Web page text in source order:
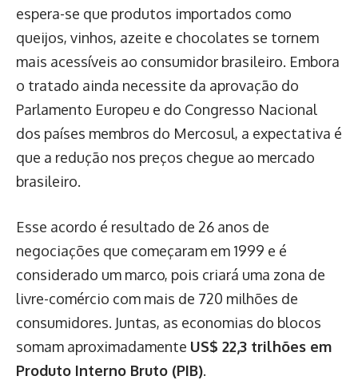
espera-se que produtos importados como
queijos, vinhos, azeite e chocolates se tornem
mais acessíveis ao consumidor brasileiro. Embora
o tratado ainda necessite da aprovação do
Parlamento Europeu e do Congresso Nacional
dos países membros do Mercosul, a expectativa é
que a redução nos preços chegue ao mercado
brasileiro.
Esse acordo é resultado de 26 anos de
negociações que começaram em 1999 e é
considerado um marco, pois criará uma zona de
livre-comércio com mais de 720 milhões de
consumidores. Juntas, as economias do blocos
somam aproximadamente US$ 22,3 trilhões em
Produto Interno Bruto (PIB).